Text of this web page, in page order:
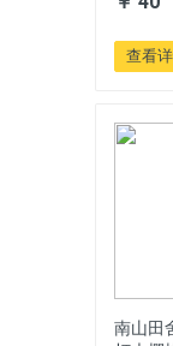
查看
南山田